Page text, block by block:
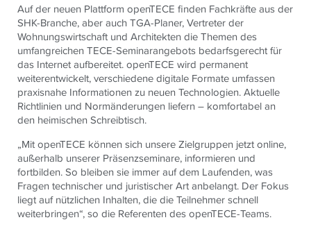
Auf der neuen Plattform openTECE finden Fachkräfte aus der
SHK-Branche, aber auch TGA-Planer, Vertreter der
Wohnungswirtschaft und Architekten die Themen des
umfangreichenTECE-Seminarangebots bedarfsgerecht für
das Internet aufbereitet. openTECE wird permanent
weiterentwickelt, verschiedene digitale Formate umfassen
praxisnahe Informationen zu neuen Technologien. Aktuelle
Richtlinien und Normänderungen liefern – komfortabel an
den heimischen Schreibtisch.
„Mit openTECE können sich unsere Zielgruppen jetzt online,
außerhalb unserer Präsenzseminare, informieren und
fortbilden. So bleiben sie immer auf dem Laufenden, was
Fragen technischer und juristischer Art anbelangt. Der Fokus
liegt auf nützlichen Inhalten, die die Teilnehmer schnell
weiterbringen“, so die Referenten des openTECE-Teams.